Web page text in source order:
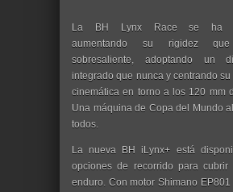
La BH Lynx Race se ha
aumentando su rigidez
sobresaliente, adoptando un
integrado que nunca y centrando
cinemática en torno a los 120 mm
Una máquina de Copa del Mundo
todos.
La nueva BH iLynx+ está
opciones de recorrido para
enduro. Con motor Shimano